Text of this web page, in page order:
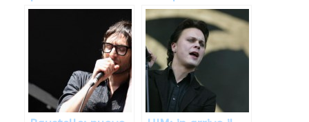
disco e un libro di
2013 il decimo
album studio